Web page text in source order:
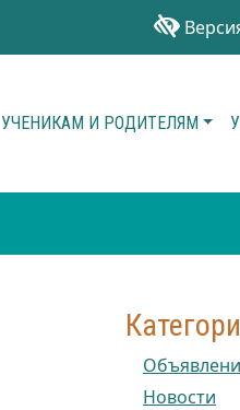
УЧЕНИКАМ И РОДИТЕЛЯМ
Новости